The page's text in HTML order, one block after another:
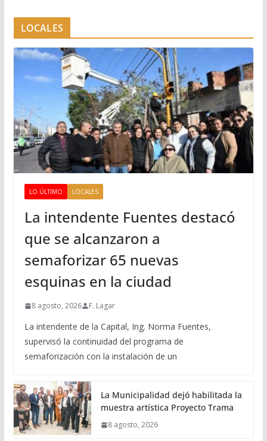
LOCALES
LO ÚLTIMO LOCALES
La intendente Fuentes destacó
que se alcanzaron a
semaforizar 65 nuevas
esquinas en la ciudad
8 agosto, 2026 F. Lagar
La intendente de la Capital, Ing. Norma Fuentes,
supervisó la continuidad del programa de
semaforización con la instalación de un
La Municipalidad dejó habilitada la
muestra artística Proyecto Trama
8 agosto, 2026